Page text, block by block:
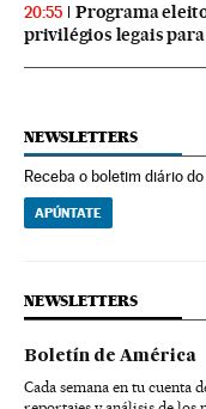
20:55
Programa
privilégios legais
NEWSLETTERS
Receba o boletim diário do
APÚNTATE
NEWSLETTERS
Boletín de América
Cada semana en tu cuenta